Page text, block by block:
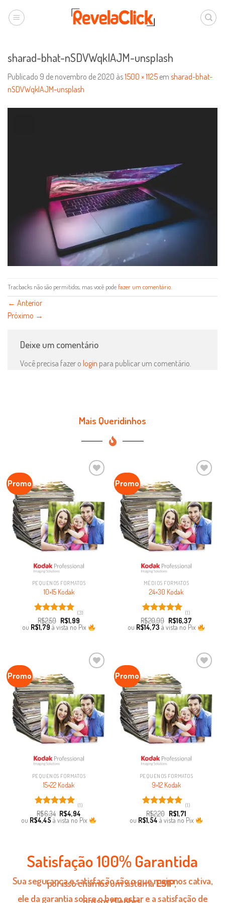
sharad-bhat-nSDVWqkIAJM-unsplash
Publicado 9 de novembro de 2020 às1500 × 1125 em sharad-bhat-
nSDVWqkIAJM-unsplash
Tracbacks não são permitidos, mas você pode fazer um comentário.
← Anterior
Próximo →
Deixe um comentário
Você precisa fazer o login para publicar um comentário.
Mais Queridinhos
Promo
PEQUENOS FORMATOS
10×15 Kodak
Avaliação
5.00de 5
(3)
R$2,59 R$1,99
ou R$1,79 à vista no Pix
Promo
MÉDIOS FORMATOS
24×30 Kodak
Avaliação
5.00de 5
(1)
R$20,99 R$16,37
ou R$14,73 à vista no Pix
Promo
PEQUENOS FORMATOS
15×22 Kodak
Avaliação
5.00de 5
(1)
R$6,34 R$4,94
ou R$4,45 à vista no Pix
Promo
PEQUENOS FORMATOS
9×12 Kodak
Avaliação
5.00de 5
(1)
R$2,20 R$1,71
ou R$1,54 à vista no Pix
Satisfação 100% Garantida
Sua segurança e satisfação são o que mais nos cativa,
por isso criamos um sistemaESIP,
ele da garantia sobre o bem estar e a satisfação de